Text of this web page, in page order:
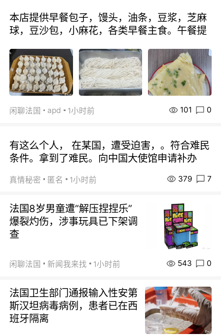
本店提供早餐包子，馒头，油条，豆浆，芝麻
球，豆沙包，小麻花，各类早餐主食。午餐提
闲聊法国 apd 1小时前 101 0
有这么个人， 在某国，遭受迫害，。符合难民
条件。拿到了难民。向中国大使馆申请补办
真情秘密 匿名 1小时前 379 7
法国8岁男童遭“解压捏捏乐”
爆裂灼伤，涉事玩具已下架调
查
闲聊法国 新闻我来找 1小时前 543 0
法国卫生部门通报输入性安第
斯汉坦病毒病例，患者已在西
班牙隔离